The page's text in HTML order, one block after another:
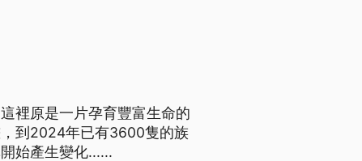
裡原是一片孕育豐富生命的
到2024年已有3600隻的族
始產生變化......